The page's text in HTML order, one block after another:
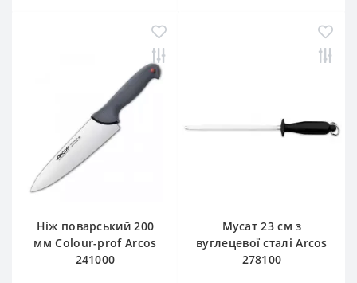
Ніж поварський 200
мм Сolour-prof Arcos
241000
Мусат 23 см з
вуглецевої сталі Arcos
278100